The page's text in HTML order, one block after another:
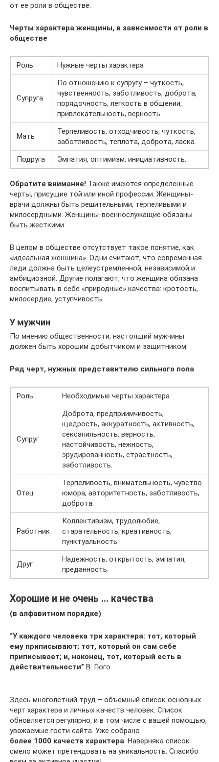
от ее роли в обществе.
Черты характера женщины, в зависимости от роли в
обществе
Роль Нужные черты характера
Супруга
По отношению к супругу – чуткость,
чувственность, заботливость, доброта,
порядочность, легкость в общении,
привлекательность, верность.
Мать
Терпеливость, отходчивость, чуткость,
заботливость, теплота, доброта, ласка.
Подруга
Эмпатия, оптимизм, инициативность.
Обратите внимание! Также имеются определенные
черты, присущие той или иной профессии. Женщины-
врачи должны быть решительными, терпеливыми и
милосердными. Женщины-военнослужащие обязаны
быть жесткими.
В целом в обществе отсутствует такое понятие, как
«идеальная женщина». Одни считают, что современная
леди должна быть целеустремленной, независимой и
амбициозной. Другие полагают, что женщина обязана
воспитывать в себе «природные» качества: кротость,
милосердие, уступчивость.
У мужчин
По мнению общественности, настоящий мужчины
должен быть хорошим добытчиком и защитником.
Ряд черт, нужных представителю сильного пола
Роль Необходимые черты характера
Супруг
Доброта, предприимчивость,
щедрость, аккуратность, активность,
сексапильность, верность,
настойчивость, нежность,
эрудированность, страстность,
заботливость.
Отец
Терпеливость, внимательность, чувство
юмора, авторитетность, заботливость,
доброта.
Работник
Коллективизм, трудолюбие,
старательность, креативность,
пунктуальность.
Друг
Надежность, открытость, эмпатия,
преданность.
Хорошие и не очень … качества
(в алфавитном порядке)
“У каждого человека три характера: тот, который
ему приписывают; тот, который он сам себе
приписывает; и, наконец, тот, который есть в
действительности” В. Гюго
Здесь многолетний труд – объемный список основных
черт характера и личных качеств человек. Список
обновляется регулярно, и в том числе с вашей помощью,
уважаемые гости сайта. Уже собрано
более 1000 качеств характера . Наверняка список
смело может претендовать на уникальность. Спасибо